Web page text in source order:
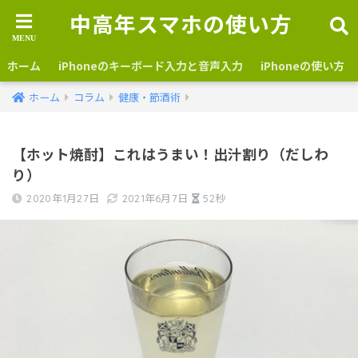
中高年スマホの使い方
ホーム iPhoneのキーボード入力と音声入力 iPhoneの使い方
ホーム コラム 健康・節酒術
【ホット焼酎】これはうまい！出汁割り（だしわ
り）
2020年1月27日 2021年6月7日 52秒